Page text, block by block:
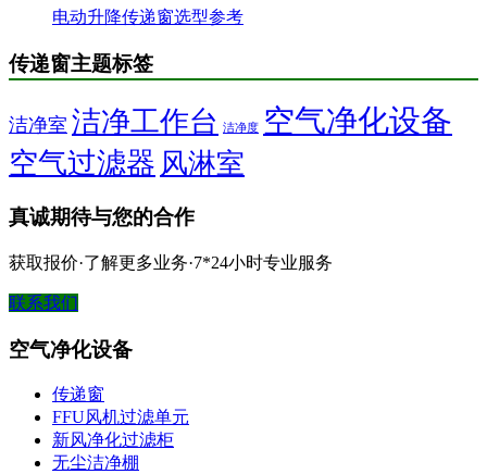
电动升降传递窗选型参考
传递窗主题标签
洁净室 洁净工作台 洁净度 空气净化设备
空气过滤器 风淋室
真诚期待与您的合作
获取报价·了解更多业务·7*24小时专业服务
联系我们
空气净化设备
传递窗
FFU风机过滤单元
新风净化过滤柜
无尘洁净棚